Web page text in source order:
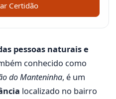
Certidão
pessoas naturais e
conhecido como
do Manteninha, é um
localizado no bairro